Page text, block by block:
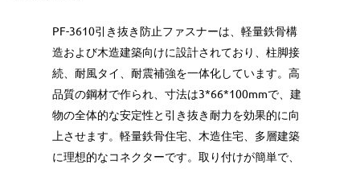
PF-3610引き抜き防止ファスナーは、軽量鉄骨構
造および木造建築向けに設計されており、柱脚接
続、耐風タイ、耐震補強を一体化しています。高
品質の鋼材で作られ、寸法は3*66*100mmで、建
物の全体的な安定性と引き抜き耐力を効果的に向
上させます。軽量鉄骨住宅、木造住宅、多層建築
に理想的なコネクターです。取り付けが簡単で、